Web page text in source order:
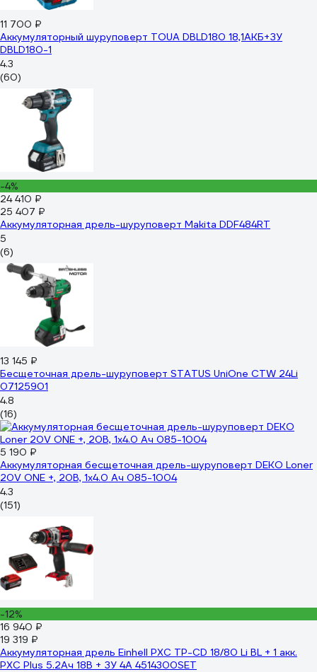
11 700 ₽
Аккумуляторный шуруповерт TOUA DBLD180 18,1АКБ+ЗУ
DBLD180-1
4.3
(60)
-4%
24 410 ₽
25 407 ₽
Аккумуляторная дрель-шуруповерт Makita DDF484RT
5
(6)
13 145 ₽
Бесщеточная дрель-шуруповерт STATUS UniOne CTW 24Li
07125901
4.8
(16)
5 190 ₽
Аккумуляторная бесщеточная дрель-шуруповерт DEKO Loner
20V ONE +, 20В, 1x4.0 Ач 085-1004
4.3
(151)
-12%
16 940 ₽
19 319 ₽
Аккумуляторная дрель Einhell PXC TP-CD 18/80 Li BL + 1 акк.
PXC Plus 5.2Ач 18В + ЗУ 4А 4514300SET